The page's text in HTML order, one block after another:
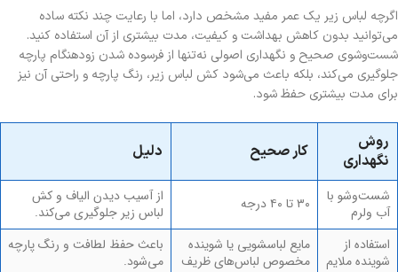
اگرچه لباس زیر یک عمر مفید مشخص دارد، اما با رعایت چند نکته ساده
می‌توانید بدون کاهش بهداشت و کیفیت، مدت بیشتری از آن استفاده کنید.
شست‌وشوی صحیح و نگهداری اصولی نه‌تنها از فرسوده شدن زودهنگام پارچه
جلوگیری می‌کند، بلکه باعث می‌شود کش لباس زیر، رنگ پارچه و راحتی آن نیز
برای مدت بیشتری حفظ شود.
روش
نگهداری
کار صحیح دلیل
شست‌وشو با
آب ولرم
۳۰ تا ۴۰ درجه
از آسیب دیدن الیاف و کش
لباس زیر جلوگیری می‌کند.
استفاده از
شوینده ملایم
مایع لباسشویی یا شوینده
مخصوص لباس‌های ظریف
باعث حفظ لطافت و رنگ پارچه
می‌شود.